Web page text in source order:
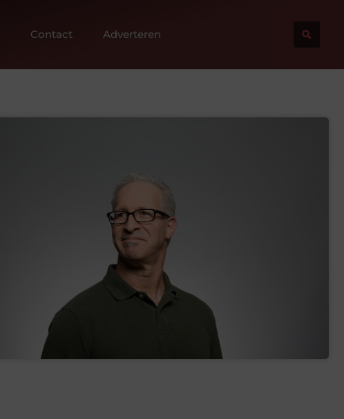
Contact Adverteren